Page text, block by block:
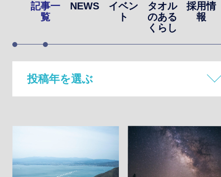
PRODUCT
ショッピングサイト
OTHER
ENGLISH
個人情報保護方針
一
覧
NEWS
イベン
ト
タオル
のある
くらし
採用情
報
投稿年を選ぶ